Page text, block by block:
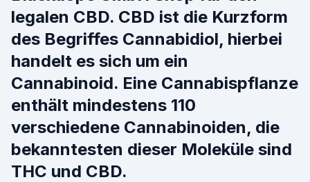
legalen CBD. CBD ist die Kurzform
des Begriffes Cannabidiol, hierbei
handelt es sich um ein
Cannabinoid. Eine Cannabispflanze
enthält mindestens 110
verschiedene Cannabinoiden, die
bekanntesten dieser Moleküle sind
THC und CBD.